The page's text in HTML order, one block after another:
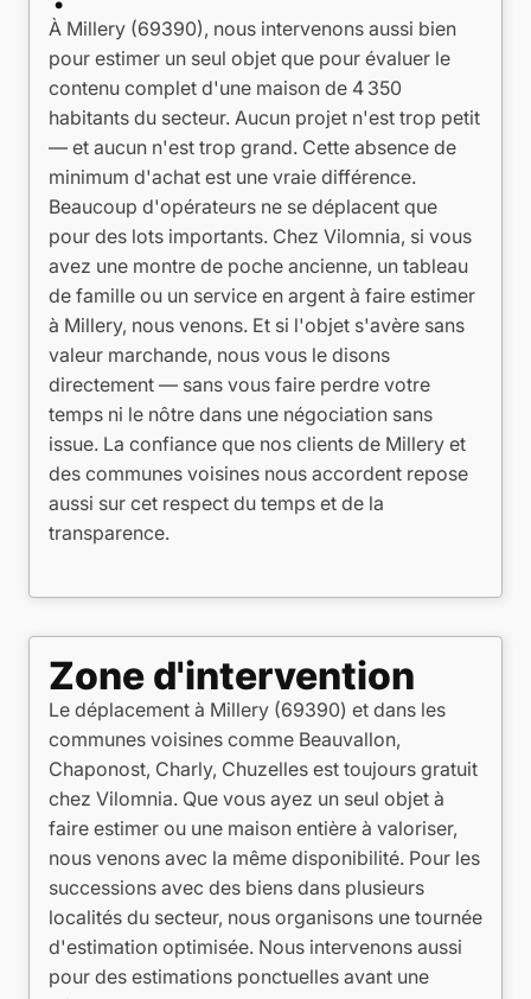
À Millery (69390), nous intervenons aussi bien
pour estimer un seul objet que pour évaluer le
contenu complet d'une maison de 4 350
habitants du secteur. Aucun projet n'est trop petit
— et aucun n'est trop grand. Cette absence de
minimum d'achat est une vraie différence.
Beaucoup d'opérateurs ne se déplacent que
pour des lots importants. Chez Vilomnia, si vous
avez une montre de poche ancienne, un tableau
de famille ou un service en argent à faire estimer
à Millery, nous venons. Et si l'objet s'avère sans
valeur marchande, nous vous le disons
directement — sans vous faire perdre votre
temps ni le nôtre dans une négociation sans
issue. La confiance que nos clients de Millery et
des communes voisines nous accordent repose
aussi sur cet respect du temps et de la
transparence.
Zone d'intervention
Le déplacement à Millery (69390) et dans les
communes voisines comme Beauvallon,
Chaponost, Charly, Chuzelles est toujours gratuit
chez Vilomnia. Que vous ayez un seul objet à
faire estimer ou une maison entière à valoriser,
nous venons avec la même disponibilité. Pour les
successions avec des biens dans plusieurs
localités du secteur, nous organisons une tournée
d'estimation optimisée. Nous intervenons aussi
pour des estimations ponctuelles avant une